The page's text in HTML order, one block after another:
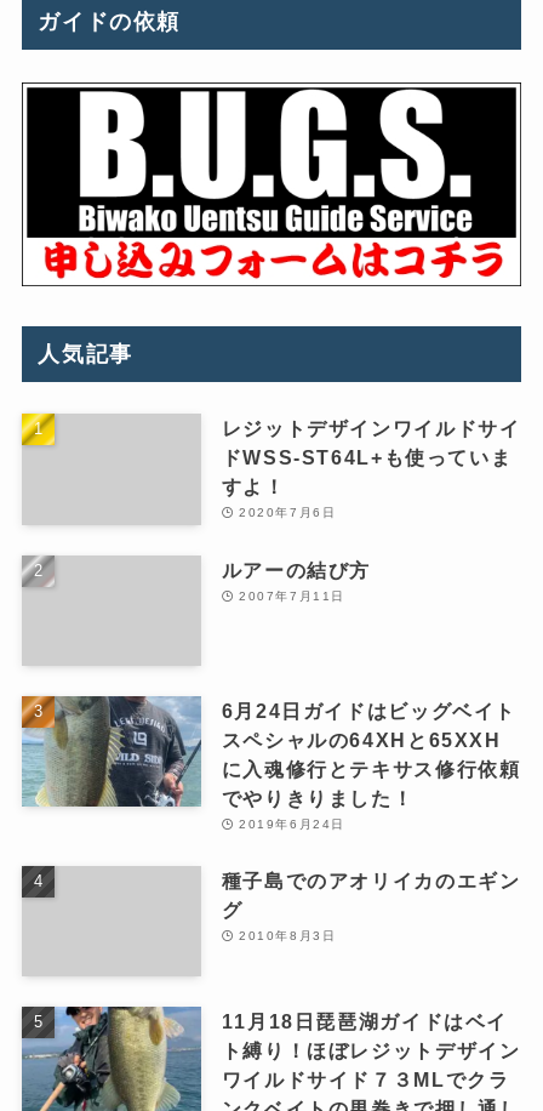
ガイドの依頼
人気記事
レジットデザインワイルドサイ
ドWSS-ST64L+も使っていま
すよ！
2020年7月6日
ルアーの結び方
2007年7月11日
6月24日ガイドはビッグベイト
スペシャルの64XHと65XXH
に入魂修行とテキサス修行依頼
でやりきりました！
2019年6月24日
種子島でのアオリイカのエギン
グ
2010年8月3日
11月18日琵琶湖ガイドはベイ
ト縛り！ほぼレジットデザイン
ワイルドサイド７３MLでクラ